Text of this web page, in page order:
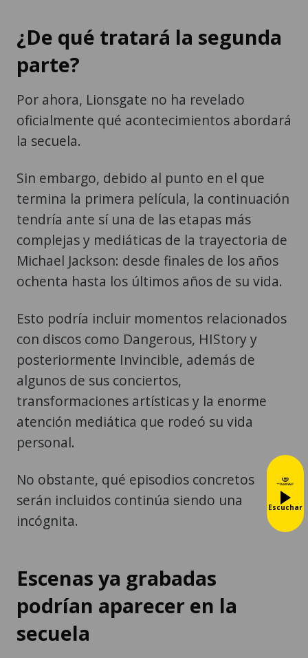
¿De qué tratará la segunda
parte?
Por ahora, Lionsgate no ha revelado
oficialmente qué acontecimientos abordará
la secuela.
Sin embargo, debido al punto en el que
termina la primera película, la continuación
tendría ante sí una de las etapas más
complejas y mediáticas de la trayectoria de
Michael Jackson: desde finales de los años
ochenta hasta los últimos años de su vida.
Esto podría incluir momentos relacionados
con discos como Dangerous, HIStory y
posteriormente Invincible, además de
algunos de sus conciertos,
transformaciones artísticas y la enorme
atención mediática que rodeó su vida
personal.
No obstante, qué episodios concretos
serán incluidos continúa siendo una
incógnita.
Escenas ya grabadas
podrían aparecer en la
secuela
Escuchar